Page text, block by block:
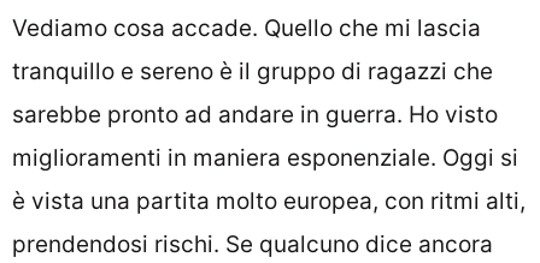
Vediamo cosa accade. Quello che mi lascia
tranquillo e sereno è il gruppo di ragazzi che
sarebbe pronto ad andare in guerra. Ho visto
miglioramenti in maniera esponenziale. Oggi si
è vista una partita molto europea, con ritmi alti,
prendendosi rischi. Se qualcuno dice ancora